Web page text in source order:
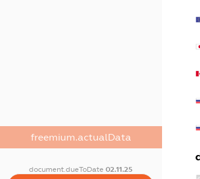
freemium.actualData
document.dueToDate02.11.25